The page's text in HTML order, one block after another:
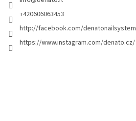
+420606063453
http://facebook.com/denatonailsystem
https://www.instagram.com/denato.cz/